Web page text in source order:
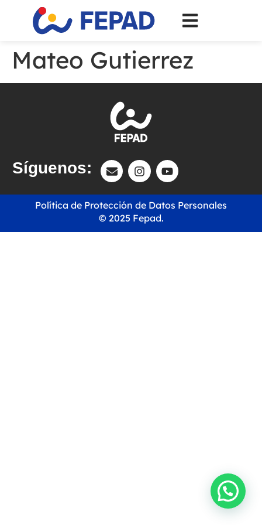
Mateo Gutierrez
Síguenos:
© 2025 Fepad.
Política de Protección de Datos Personales